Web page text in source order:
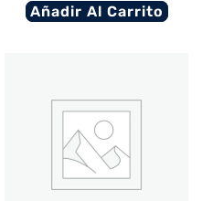
Añadir Al Carrito